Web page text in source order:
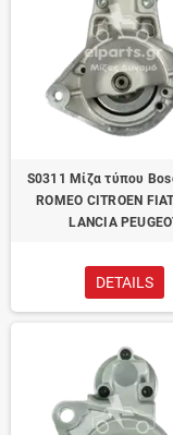
S0311 Μίζα τύπου
ROMEO CITROEN
LANCIA
DETAILS